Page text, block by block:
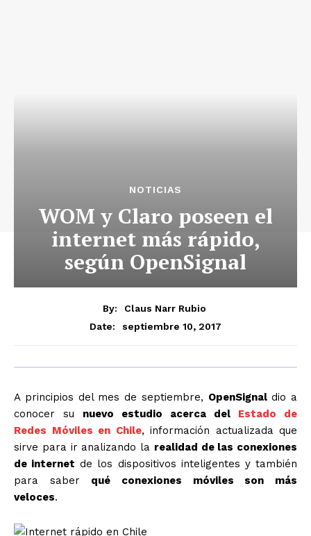
NOTICIAS
WOM y Claro poseen el
internet más rápido,
según OpenSignal
By:
Claus Narr Rubio
Date:
septiembre 10, 2017
A principios del mes de septiembre, OpenSignaldio a
conocer su nuevo estudio acerca del Estado de
Redes Móviles en Chile, información actualizada que
sirve para ir analizando la realidad de las conexiones
de internet de los dispositivos inteligentes y también
para saber qué conexiones móviles son más
veloces.